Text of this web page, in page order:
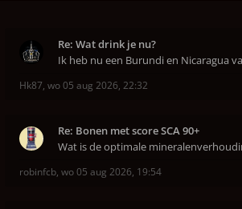
Re: Wat drink je nu?
Ik heb nu een Burundi en Nicaragua
Hk87, wo 05 aug 2026, 22:32
Re: Bonen met score SCA 90+
Wat is de optimale
robinfcb, wo 05 aug 2026, 19:54